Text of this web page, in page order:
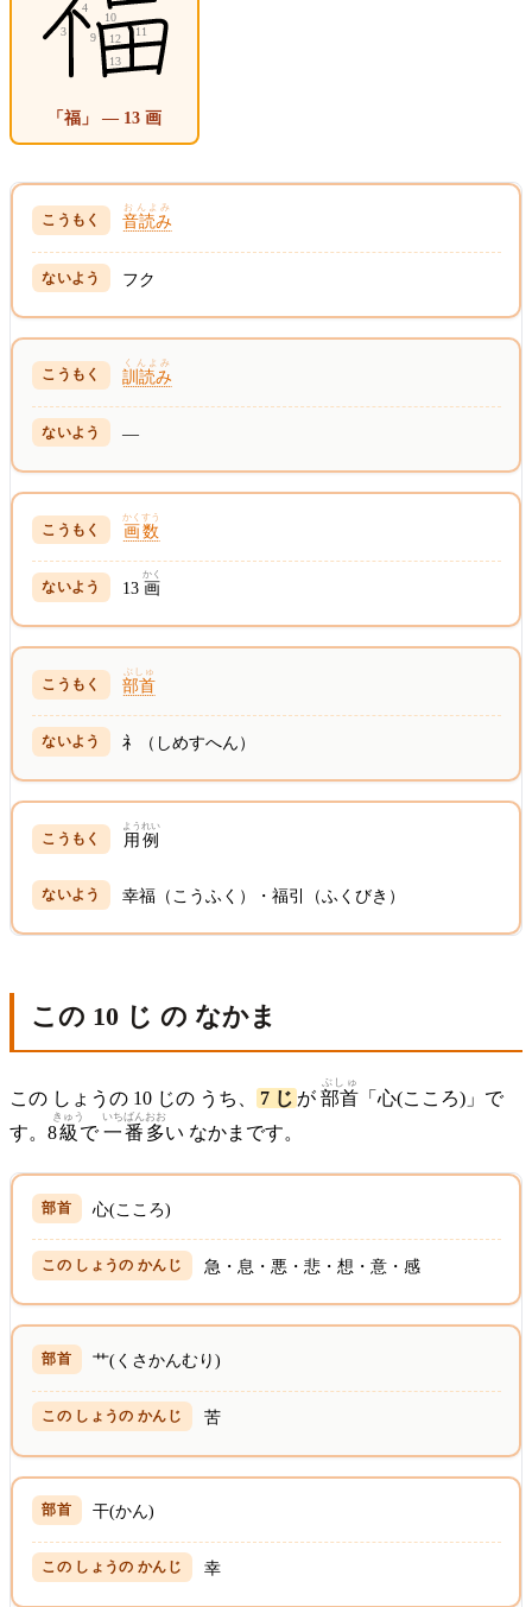
「福」 — 13 画
音読み
おんよみ
フク
訓読み
くんよみ
—
画数
かくすう
13 画
かく
部首
ぶしゅ
礻（しめすへん）
用例
ようれい
幸福（こうふく）・福引（ふくびき）
この 10 じ の なかま
この しょうの 10 じの うち、 7 じ が 部首
ぶしゅ
「心(こころ)」で
す。8級
きゅう
で一番
いちばん
多
おお
い なかまです。
心(こころ)
急・息・悪・悲・想・意・感
艹(くさかんむり)
苦
干(かん)
幸